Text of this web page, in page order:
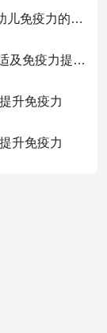
宝宝总生病就是免疫力低下？关于婴幼儿免疫力的真相，家长必须了解！
宝宝喂养难题：奶粉喂养与胃肠道不适及免疫力提升的奥秘
升免疫力
升免疫力